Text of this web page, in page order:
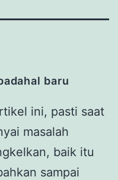
baru
ini, pasti saat
masalah
baik itu
sampai